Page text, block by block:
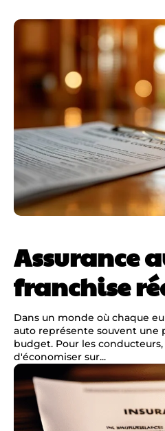
Assurance
franchise
Dans un monde où chaque
auto représente souvent une
budget. Pour les
d'économiser sur...